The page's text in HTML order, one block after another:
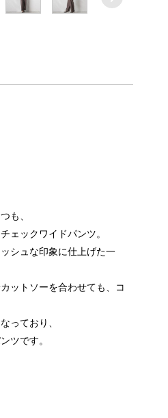
も、
ェックワイドパンツ。
シュな印象に仕上げた一
ットソーを合わせても、コ
っており、
ツです。